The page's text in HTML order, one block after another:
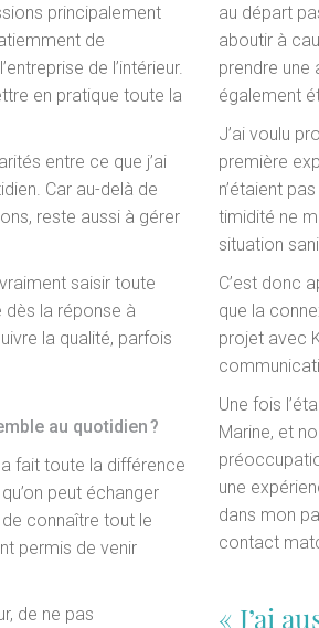
principalement
de
de l’intérieur.
en pratique toute la
entre ce que j’ai
Car au-delà de
reste aussi à gérer
saisir toute
dès la réponse à
la qualité, parfois
au quotidien ?
fait toute la différence
peut échanger
connaître tout le
permis de venir
de ne pas
au départ
aboutir à
prendre une
également
J’ai voulu
première
n’étaient
timidité ne
situation
C’est donc
que la
projet avec
Une fois
Marine, et
une
dans mon
contact
« J’ai